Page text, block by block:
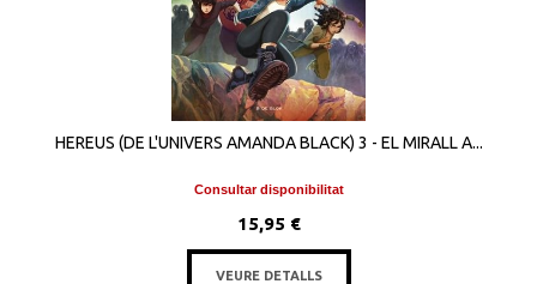
HEREUS (DE L'UNIVERS AMANDA BLACK) 3 - EL MIRALL A...
Consultar disponibilitat
15,95 €
VEURE DETALLS